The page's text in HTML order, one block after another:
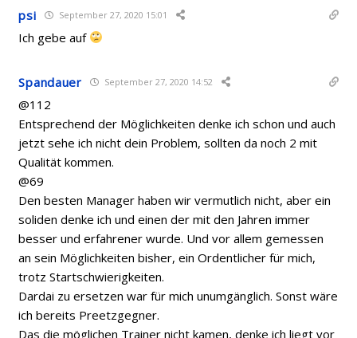
psi September 27, 2020 15:01
Ich gebe auf
Spandauer September 27, 2020 14:52
@112
Entsprechend der Möglichkeiten denke ich schon und auch
jetzt sehe ich nicht dein Problem, sollten da noch 2 mit
Qualität kommen.
@69
Den besten Manager haben wir vermutlich nicht, aber ein
soliden denke ich und einen der mit den Jahren immer
besser und erfahrener wurde. Und vor allem gemessen
an sein Möglichkeiten bisher, ein Ordentlicher für mich,
trotz Startschwierigkeiten.
Dardai zu ersetzen war für mich unumgänglich. Sonst wäre
ich bereits Preetzgegner.
Das die möglichen Trainer nicht kamen, denke ich liegt vor